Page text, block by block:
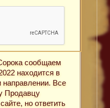
сообщаем
находится в
Все
Продавцу
но ответить